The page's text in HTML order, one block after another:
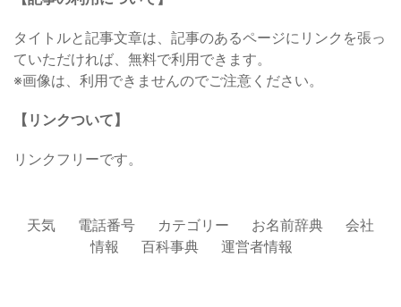
タイトルと記事文章は、記事のあるページにリンクを張っ
ていただければ、無料で利用できます。
※画像は、利用できませんのでご注意ください。
【リンクついて】
リンクフリーです。
天気 電話番号 カテゴリー お名前辞典
会社
情報
百科事典 運営者情報